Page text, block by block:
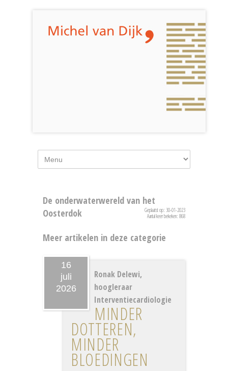
De onderwaterwereld van het
Oosterdok
Geplaatst op: 30-01-2023
Aantal keer bekeken: 868
Meer artikelen in deze categorie
16
juli
2026
Ronak Delewi,
hoogleraar
Interventiecardiologie
MINDER
DOTTEREN,
MINDER
BLOEDINGEN